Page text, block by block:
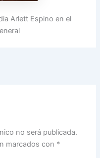
Arlett Espino en el
no será publicada.
marcados con *